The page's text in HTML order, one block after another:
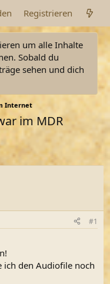
Registrieren
um alle Inhalte
Sobald du
sehen und dich
Internet
im MDR
#1
ich den Audiofile noch